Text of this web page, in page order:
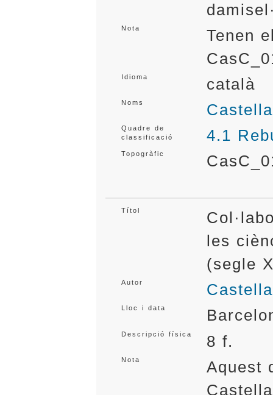
Nota
Tenen
Idioma català
Noms
Quadre de
classificació
4.1
Topogràfic
Títol
les
(segle
Autor
Lloc i data
Descripció física 8 f.
Nota
Aquest